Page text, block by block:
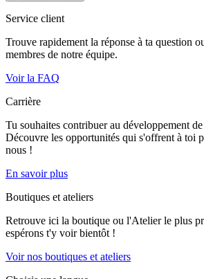
Service client
Trouve rapidement la réponse à ta question
membres de notre équipe.
Voir la FAQ
Carrière
Tu souhaites contribuer au développement
Découvre les opportunités qui s'offrent à toi
nous !
En savoir plus
Boutiques et ateliers
Retrouve ici la boutique ou l'Atelier le plus
espérons t'y voir bientôt !
Voir nos boutiques et ateliers